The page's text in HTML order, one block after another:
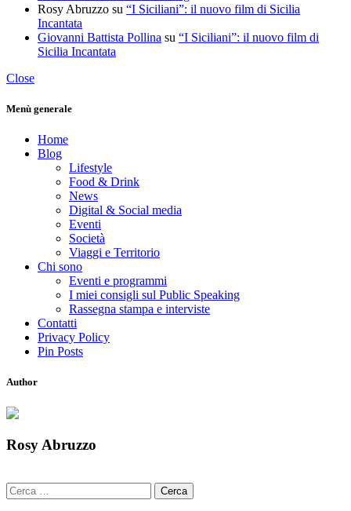
Rosy Abruzzo su “I Siciliani”: il nuovo film di Sicilia
Incantata
Giovanni Battista Pollina su “I Siciliani”: il nuovo film di
Sicilia Incantata
Close
Menù generale
Home
Blog
Lifestyle
Food & Drink
News
Digital & Social media
Eventi
Società
Viaggi e Territorio
Chi sono
Eventi e programmi
I miei consigli sul Public Speaking
Rassegna stampa e interviste
Contatti
Privacy Policy
Pin Posts
Author
Rosy Abruzzo
Ricerca
per: